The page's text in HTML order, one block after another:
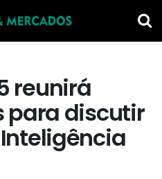
reunirá
para discutir